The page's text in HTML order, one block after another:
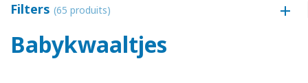
Filters (65 produits)
Babykwaaltjes